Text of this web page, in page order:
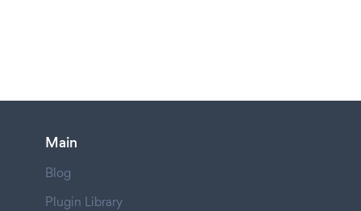
Main
Blog
Plugin Library